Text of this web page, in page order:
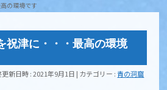
の環境です
祝津に・・・最高の環境
更新日時 : 2021年9月1日 カテゴリー :青の洞窟